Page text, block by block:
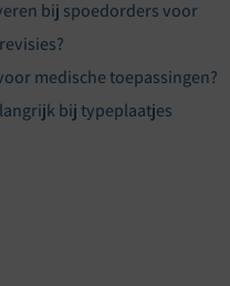
bij spoedorders voor
medische toepassingen?
bij typeplaatjes